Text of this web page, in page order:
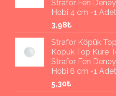
Strafor Fen
Hobi 4 cm -1 Adet
3,98₺
Strafor Köpük
Köpük Top Küre
Strafor Fen
Hobi 6 cm -1 Adet
5,30₺